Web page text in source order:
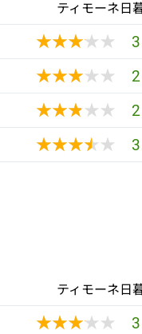
ティモーネ日
★★★★★
★★★★★
★★★★★
★★★★★
★★★★★
★★★★★
★★★★★
★★★★★
ティモーネ日
★★★★★
★★★★★